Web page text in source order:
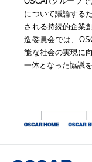
について議論する
される持続的企業
造委員会では、
能な社会の実現に
一体となった協議